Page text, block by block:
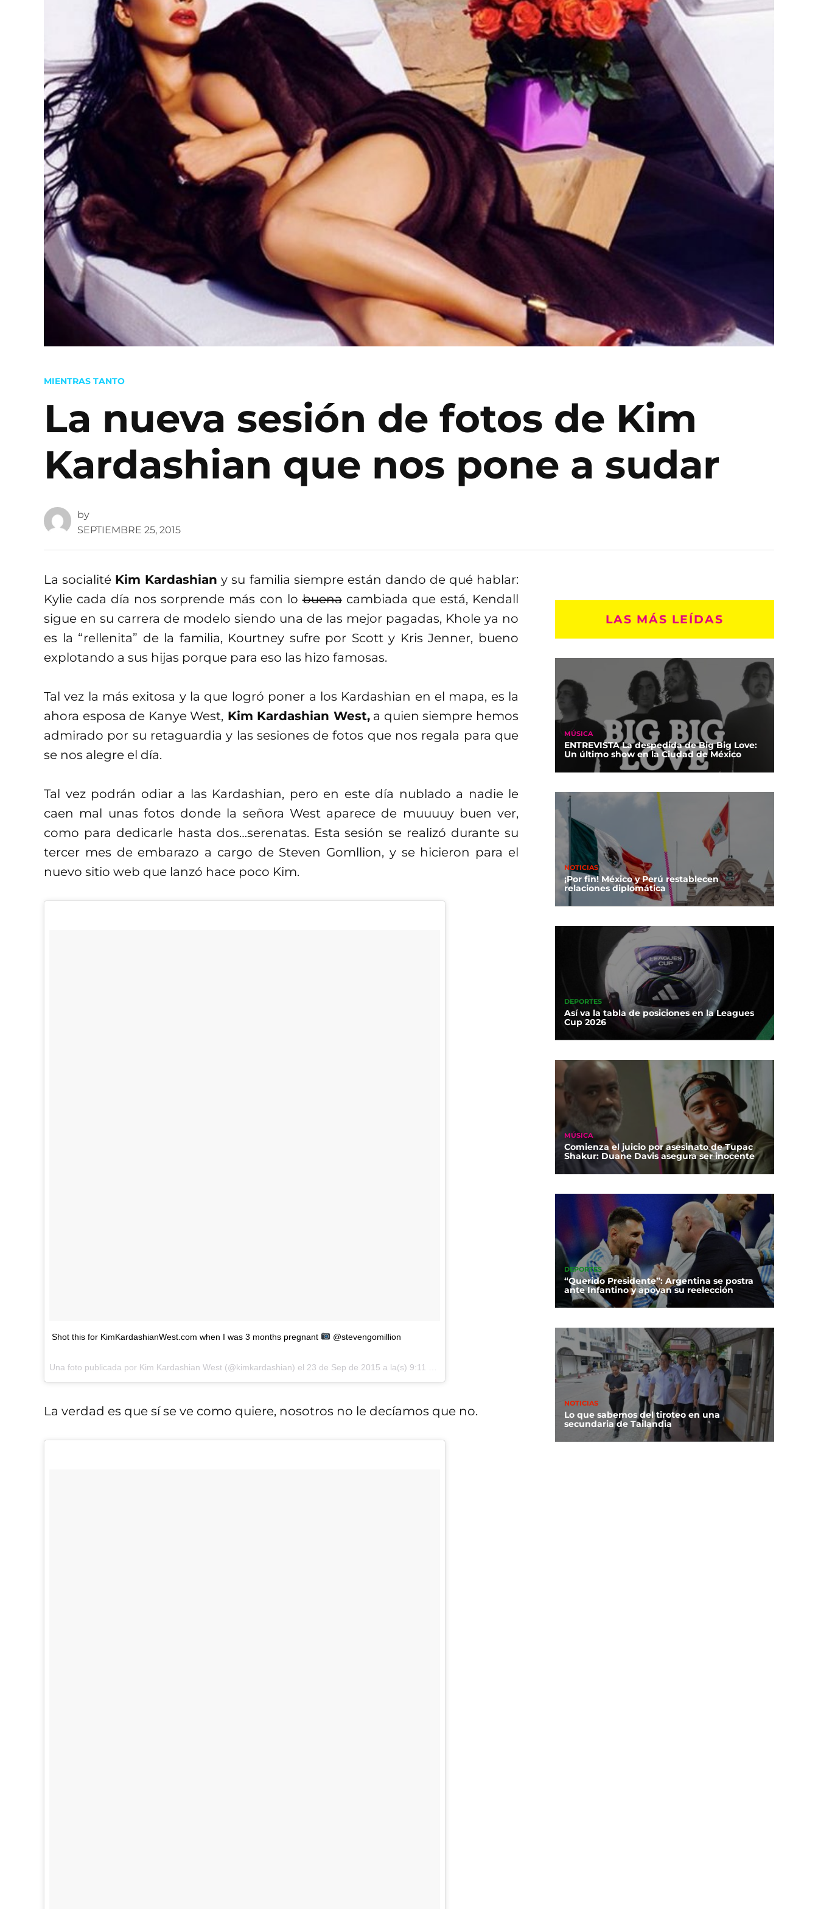
POSTED
MIENTRAS TANTO
La nueva sesión de fotos de Kim
Kardashian que nos pone a sudar
by
SEPTIEMBRE 25, 2015
La socialité Kim Kardashian y su familia siempre están dando de qué hablar:
Kylie cada día nos sorprende más con lobuenacambiada que está, Kendall
sigue en su carrera de modelo siendo una de las mejor pagadas, Khole ya no
es la “rellenita” de la familia, Kourtney sufre por Scott y Kris Jenner, bueno
explotando a sus hijas porque para eso las hizo famosas.
Tal vez la más exitosa y la que logró poner a los Kardashian en el mapa, es la
ahora esposa de Kanye West, Kim Kardashian West,a quien siempre hemos
admirado por su retaguardia y las sesiones de fotos que nos regala para que
se nos alegre el día.
Tal vez podrán odiar a las Kardashian, pero en este día nublado a nadie le
caen mal unas fotos donde la señora West aparece de muuuuy buen ver,
como para dedicarle hasta dos…serenatas. Esta sesión se realizó durante su
tercer mes de embarazo a cargo de Steven Gomllion, y se hicieron para el
nuevo sitio web que lanzó hace poco Kim.
Shot this for KimKardashianWest.com when I was 3 months pregnant @stevengomillion
Una foto publicada por Kim Kardashian West (@kimkardashian) el 23 de Sep de 2015 a la(s) 9:11 PDT
La verdad es que sí se ve como quiere, nosotros no le decíamos que no.
LAS MÁS LEÍDAS
MÚSICA
ENTREVISTA La despedida de Big Big Love:
Un último show en la Ciudad de México
NOTICIAS
¡Por fin! México y Perú restablecen
relaciones diplomática
DEPORTES
Así va la tabla de posiciones en la Leagues
Cup 2026
MÚSICA
Comienza el juicio por asesinato de Tupac
Shakur: Duane Davis asegura ser inocente
DEPORTES
“Querido Presidente”: Argentina se postra
ante Infantino y apoyan su reelección
NOTICIAS
Lo que sabemos del tiroteo en una
secundaria de Tailandia